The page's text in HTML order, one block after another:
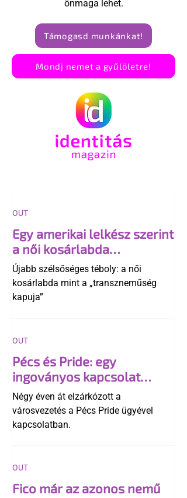
önmaga lehet.
Támogasd munkánkat!
Mondj nemet a gyűlöletre!
Egy amerikai lelkész szerint
a női kosárlabda
transzneműséghez vezet
Újabb szélsőséges téboly: a női
kosárlabda mint a „transzneműség
kapuja”
OUT
Pécs és Pride: egy
ingoványos kapcsolat
története
Négy éven át elzárkózott a
városvezetés a Pécs Pride ügyével
kapcsolatban.
OUT
Fico már az azonos nemű
OUT